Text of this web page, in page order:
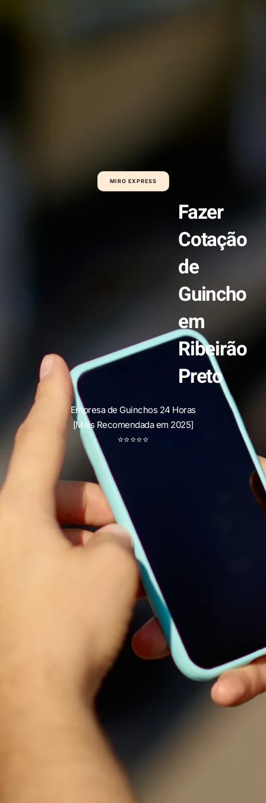
MIRO EXPRESS
Fazer
Cotação
de
Guincho
em
Ribeirão
Preto
Empresa de Guinchos 24 Horas
[Mais Recomendada em 2025]
⭐⭐⭐⭐⭐